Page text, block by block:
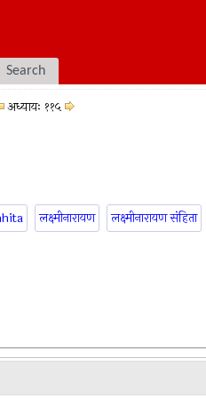
Search
अध्यायः ११५
लक्ष्मीनारायण लक्ष्मीनारायण संहिता